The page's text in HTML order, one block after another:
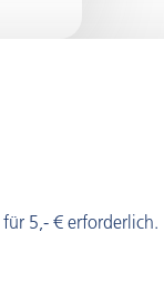
5,- € erforderlich.